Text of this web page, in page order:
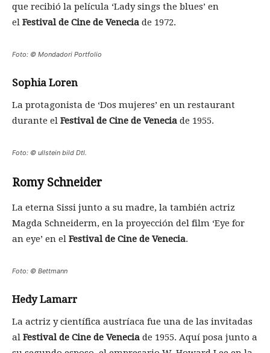
que recibió la película ‘Lady sings the blues’ en
el Festival de Cine de Venecia de 1972.
Foto: © Mondadori Portfolio
Sophia Loren
La protagonista de ‘Dos mujeres’ en un restaurant
durante el Festival de Cine de Venecia de 1955.
Foto: © ullstein bild Dtl.
Romy Schneider
La eterna Sissi junto a su madre, la también actriz
Magda Schneiderm, en la proyección del film ‘Eye for
an eye’ en el Festival de Cine de Venecia.
Foto: © Bettmann
Hedy Lamarr
La actriz y científica austríaca fue una de las invitadas
al Festival de Cine de Venecia de 1955. Aquí posa junto a